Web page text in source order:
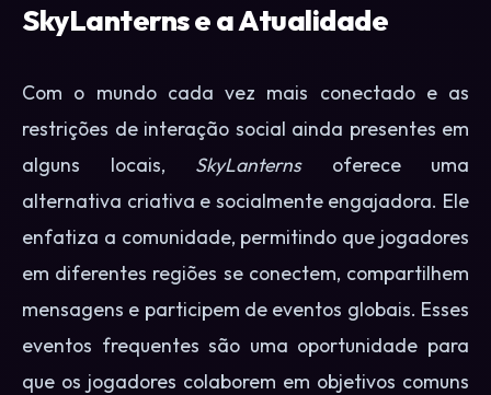
SkyLanterns e a Atualidade
Com o mundo cada vez mais conectado e as
restrições de interação social ainda presentes em
alguns locais, SkyLanternsoferece uma
alternativa criativa e socialmente engajadora. Ele
enfatiza a comunidade, permitindo que jogadores
em diferentes regiões se conectem, compartilhem
mensagens e participem de eventos globais. Esses
eventos frequentes são uma oportunidade para
que os jogadores colaborem em objetivos comuns